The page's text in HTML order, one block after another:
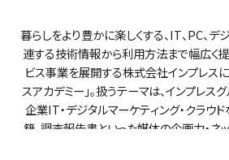
暮らしをより豊かに楽しくする、IT、PC、デ
連する技術情報から利用方法まで幅広く
ビス事業を展開する株式会社インプレス
スアカデミー」。扱うテーマは、インプレス
企業IT・デジタルマーケティング・クラウ
籍、調査報告書といった媒体の企画力・ネ